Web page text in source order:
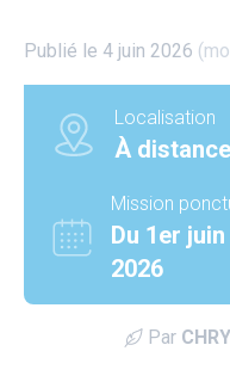
Publié le 4 juin 2026
Localisation
À distance
Mission
Du 1er
2026
Par